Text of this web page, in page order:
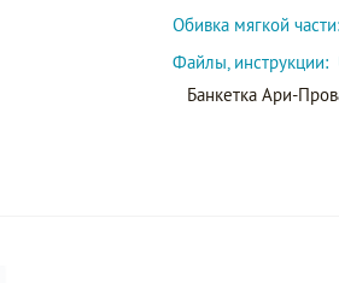
Обивка мягкой части:
Файлы, инструкции:
Банкетка Ари-